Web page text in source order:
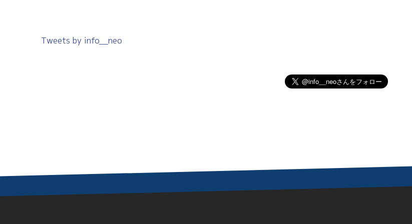
Tweets by info__neo